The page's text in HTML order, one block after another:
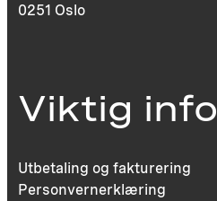
0251 Oslo
Viktig info
Utbetaling og fakturering
Personvernerklæring